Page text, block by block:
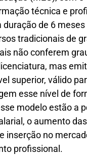
técnica e
de 6 meses
tradicionais de
não conferem
mas
superior, válido
esse nível de
modelo estão a
o aumento das
inserção no
profissional.